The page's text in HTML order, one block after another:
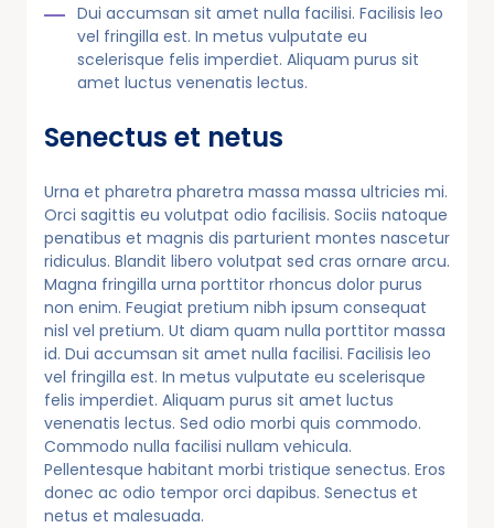
Dui accumsan sit amet nulla facilisi. Facilisis leo
vel fringilla est. In metus vulputate eu
scelerisque felis imperdiet. Aliquam purus sit
amet luctus venenatis lectus.
Senectus et netus
Urna et pharetra pharetra massa massa ultricies mi.
Orci sagittis eu volutpat odio facilisis. Sociis natoque
penatibus et magnis dis parturient montes nascetur
ridiculus. Blandit libero volutpat sed cras ornare arcu.
Magna fringilla urna porttitor rhoncus dolor purus
non enim. Feugiat pretium nibh ipsum consequat
nisl vel pretium. Ut diam quam nulla porttitor massa
id. Dui accumsan sit amet nulla facilisi. Facilisis leo
vel fringilla est. In metus vulputate eu scelerisque
felis imperdiet. Aliquam purus sit amet luctus
venenatis lectus. Sed odio morbi quis commodo.
Commodo nulla facilisi nullam vehicula.
Pellentesque habitant morbi tristique senectus. Eros
donec ac odio tempor orci dapibus. Senectus et
netus et malesuada.